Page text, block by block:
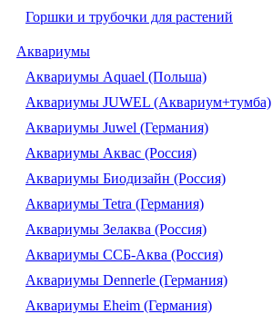
Горшки и трубочки для растений
Аквариумы
Аквариумы Aquael (Польша)
Аквариумы JUWEL (Аквариум+тумба)
Аквариумы Juwel (Германия)
Аквариумы Аквас (Россия)
Аквариумы Биодизайн (Россия)
Аквариумы Tetra (Германия)
Аквариумы Зелаква (Россия)
Аквариумы ССБ-Аква (Россия)
Аквариумы Dennerle (Германия)
Аквариумы Eheim (Германия)